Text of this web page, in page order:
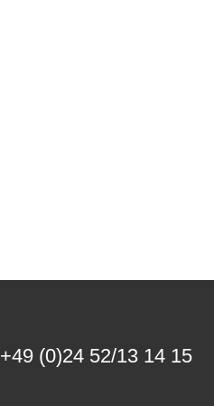
+49 (0)24 52/13 14 15